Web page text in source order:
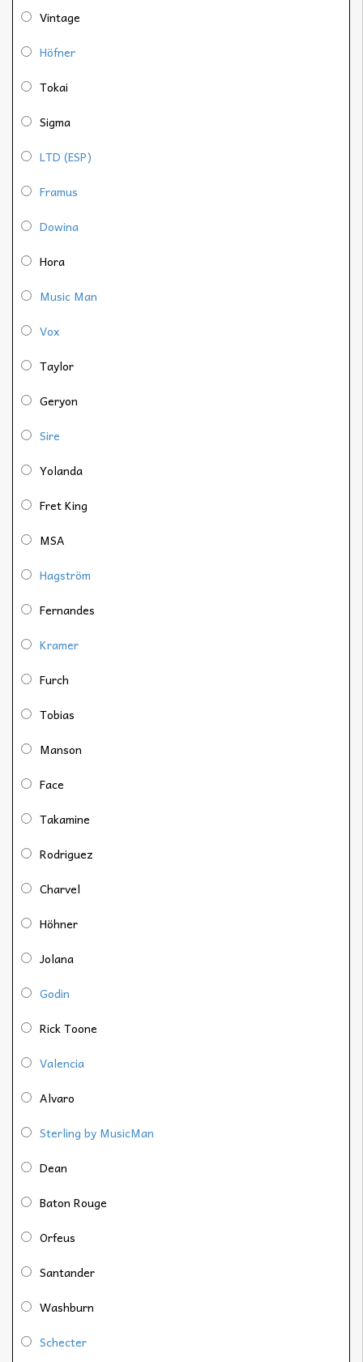
Vintage
Höfner
Tokai
Sigma
LTD (ESP)
Framus
Dowina
Hora
Music Man
Vox
Taylor
Geryon
Sire
Yolanda
Fret King
MSA
Hagström
Fernandes
Kramer
Furch
Tobias
Manson
Face
Takamine
Rodriguez
Charvel
Höhner
Jolana
Godin
Rick Toone
Valencia
Alvaro
Sterling by MusicMan
Dean
Baton Rouge
Orfeus
Santander
Washburn
Schecter